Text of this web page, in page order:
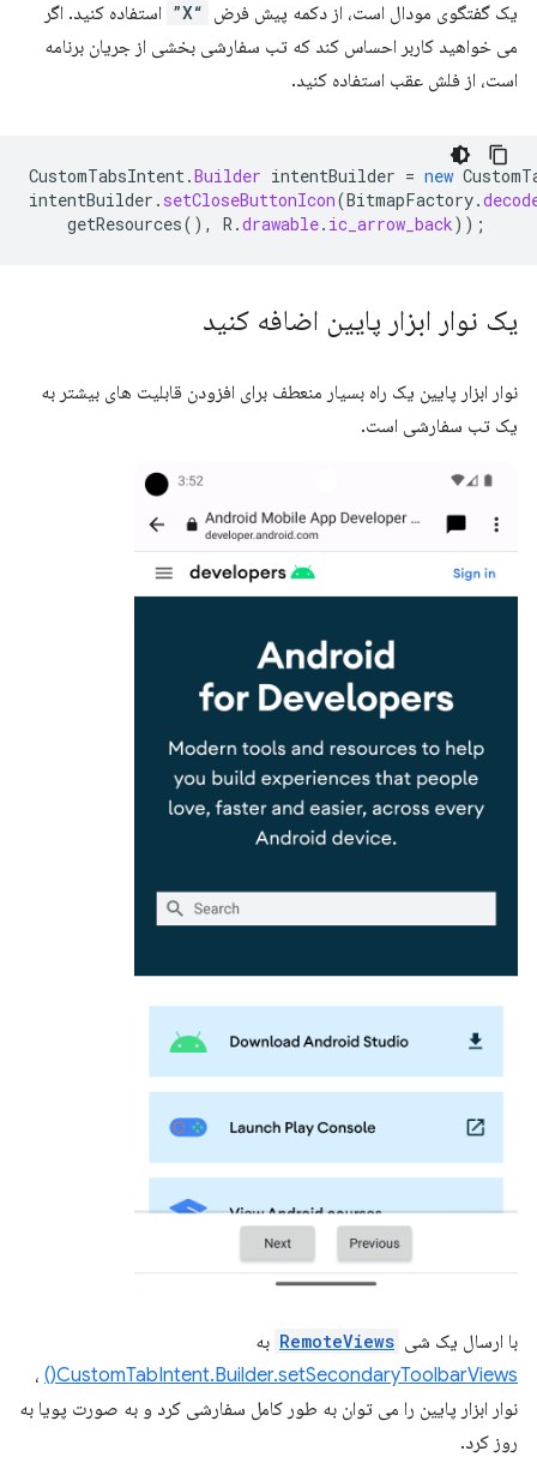
یک گفتگوی مودال است، از دکمه پیش فرض “X”
استفاده کنید. اگر
می خواهید کاربر احساس کند که تب سفارشی بخشی از جریان برنامه
است، از فلش عقب استفاده کنید.
CustomTabsIntent.Builder intentBuilder = new
intentBuilder . setCloseButtonIcon(BitmapFactory.
getResources(), R .drawable. ic_arrow_back));
یک نوار ابزار پایین اضافه کنید
نوار ابزار پایین یک راه بسیار منعطف برای افزودن قابلیت های بیشتر به
یک تب سفارشی است.
با ارسال یک شی RemoteViews به
CustomTabIntent.Builder.setSecondaryToolbarViews()
،
نوار ابزار پایین را می توان به طور کامل سفارشی کرد و به صورت پویا به
روز کرد.